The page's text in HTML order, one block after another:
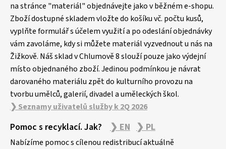
na stránce "materiál" objednávejte jako v běžném e-shopu.
Zboží dostupné skladem vložte do košíku vč. počtu kusů,
vyplňte formulář s účelem využití a po odeslání objednávky
vám zavoláme, kdy si můžete materiál vyzvednout u nás na
Žižkově. Náš sklad v Chlumově 8 slouží pouze jako výdejní
místo objednaného zboží. Jedinou podmínkou je návrat
darovaného materiálu zpět do kulturního provozu na
tvorbu umělců, galerií, divadel a uměleckých škol.
❯ Seznamy uživatelů služby k 2Q 2026
Pomoc s recyklací. Jak? ❯ EN ❯ PL
Nabízíme pomoc s cílenou redistribucí aktuálně